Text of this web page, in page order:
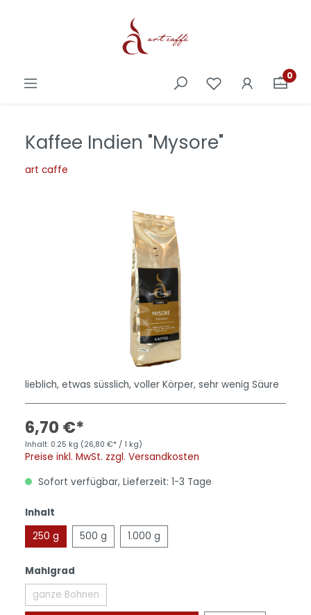
0
Kaffee Indien "Mysore"
art caffe
lieblich, etwas süsslich, voller Körper, sehr wenig Säure
6,70 €*
Inhalt: 0.25 kg (26,80 €* / 1 kg)
Preise inkl. MwSt. zzgl. Versandkosten
Sofort verfügbar, Lieferzeit: 1-3 Tage
Inhalt
250 g
500 g 1.000 g
Mahlgrad
ganze Bohnen